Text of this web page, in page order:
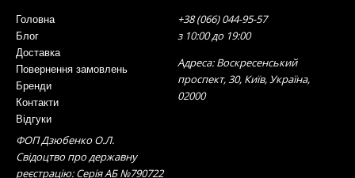
Головна
Блог
Доставка
Повернення замовлень
Бренди
Контакти
Відгуки
+38 (066) 044-95-57
з 10:00 до 19:00
Адреса: Воскресенський
проспект, 30, Київ, Україна,
02000
ФОП Дзюбенко О.Л.
Свідоцтво про державну
реєстрацію: Серія АБ №790722